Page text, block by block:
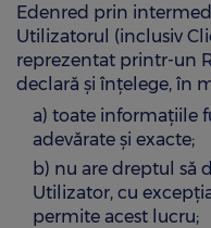
Edenred prin
Utilizatorul (inclusiv
reprezentat printr-un
declară și înțelege, în
a) toate informațiile
adevărate și exacte;
b) nu are dreptul să
Utilizator, cu
permite acest lucru;